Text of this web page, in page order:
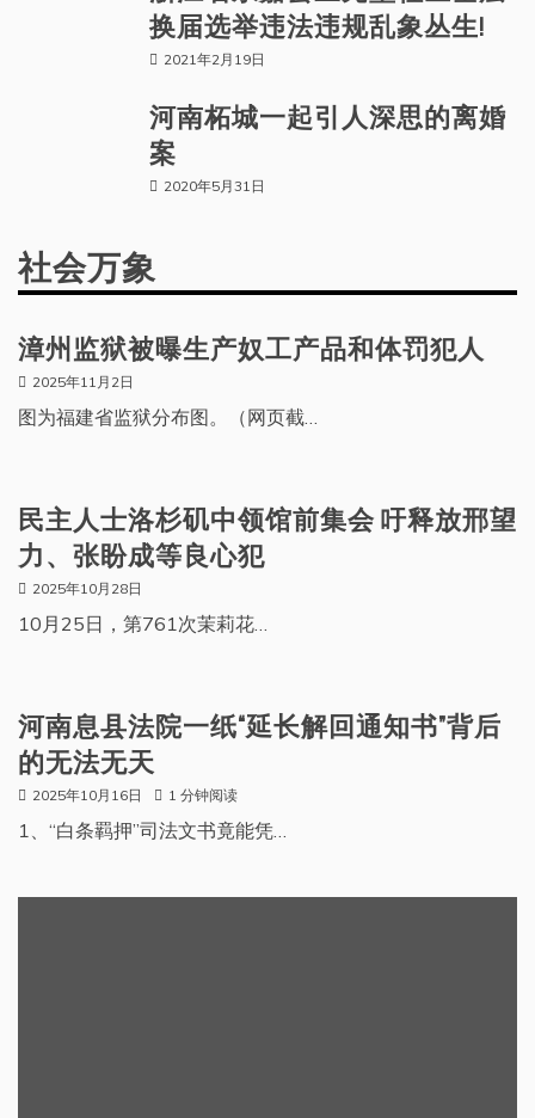
换届选举违法违规乱象丛生!
2021年2月19日
河南柘城一起引人深思的离婚
案
2020年5月31日
社会万象
漳州监狱被曝生产奴工产品和体罚犯人
2025年11月2日
图为福建省监狱分布图。（网页截…
民主人士洛杉矶中领馆前集会 吁释放邢望
力、张盼成等良心犯
2025年10月28日
10月25日，第761次茉莉花…
河南息县法院一纸“延长解回通知书”背后
的无法无天
2025年10月16日 1 分钟阅读
1、“白条羁押”司法文书竟能凭…